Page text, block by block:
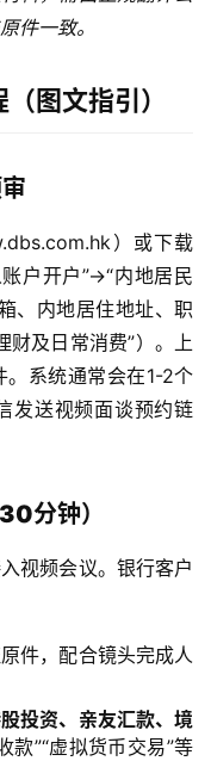
件一致。
图文指引）
）或下载
户开户”->“内地居民
、内地居住地址、职
财及日常消费”）。上
系统通常会在1-2个
发送视频面谈预约链
分钟）
视频会议。银行客户
件，配合镜头完成人
投资、亲友汇款、境
款”“虚拟货币交易”等